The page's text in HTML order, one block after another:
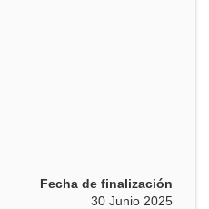
Fecha de finalización
30 Junio 2025